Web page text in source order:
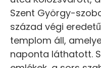
Szent György-
század végi
templom áll,
naponta láthatott.